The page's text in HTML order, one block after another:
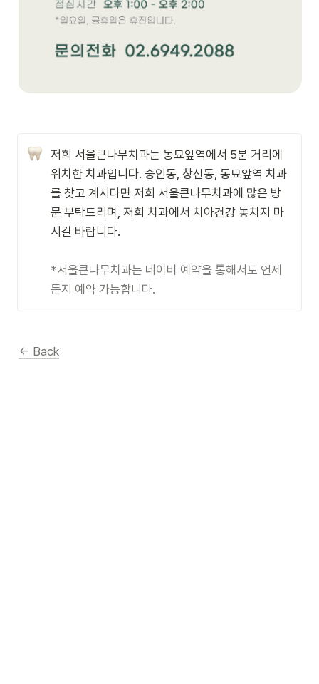
저희 서울큰나무치과는 동묘앞역에서 5분 거리에
위치한 치과입니다. 숭인동, 창신동, 동묘앞역 치과
를 찾고 계시다면 저희 서울큰나무치과에 많은 방
문 부탁드리며, 저희 치과에서 치아건강 놓치지 마
시길 바랍니다.
*서울큰나무치과는 네이버 예약을 통해서도 언제
든지 예약 가능합니다.
← Back